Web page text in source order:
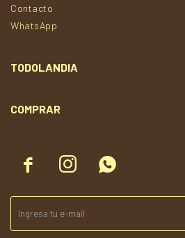
  
Contacto
WhatsApp
TODOLANDIA
COMPRAR